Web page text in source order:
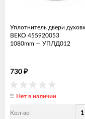
Уплотнитель двери
BEKO 455920053
1080mm — УПЛД012
730 ₽
Нет в наличии
Кол-во